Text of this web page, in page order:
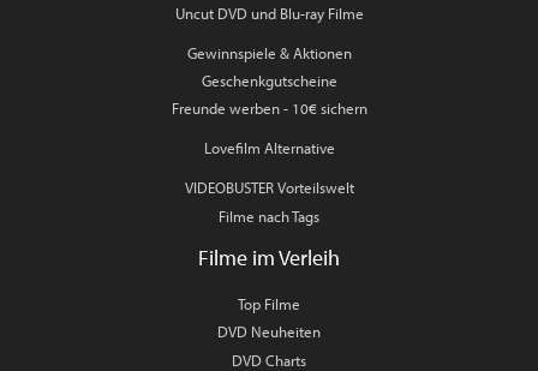
Uncut DVD und Blu-ray Filme
Gewinnspiele & Aktionen
Geschenkgutscheine
Freunde werben - 10€ sichern
Lovefilm Alternative
VIDEOBUSTER Vorteilswelt
Filme nach Tags
Filme im Verleih
Top Filme
DVD Neuheiten
DVD Charts